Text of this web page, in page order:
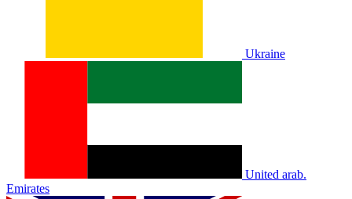
Ukraine
United arab.
Emirates